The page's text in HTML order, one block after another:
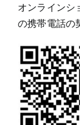
オンラインシ
の携帯電話の